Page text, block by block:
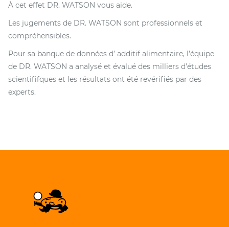
À cet effet DR. WATSON vous aide.
Les jugements de DR. WATSON sont professionnels et
compréhensibles.
Pour sa banque de données d’ additif alimentaire, l’équipe
de DR. WATSON a analysé et évalué des milliers d’études
scientififques et les résultats ont été revérifiés par des
experts.